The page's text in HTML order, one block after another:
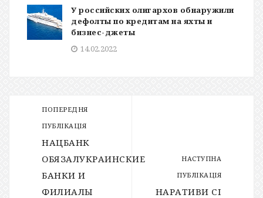
У российских олигархов обнаружили
дефолты по кредитам на яхты и
бизнес-джеты
14.02.2022
ПОПЕРЕДНЯ
ПУБЛІКАЦІЯ
НАЦБАНК
ОБЯЗАЛУКРАИНСКИЕ
БАНКИ И
ФИЛИАЛЫ
НАСТУПНА
ПУБЛІКАЦІЯ
НАРАТИВИ СІ